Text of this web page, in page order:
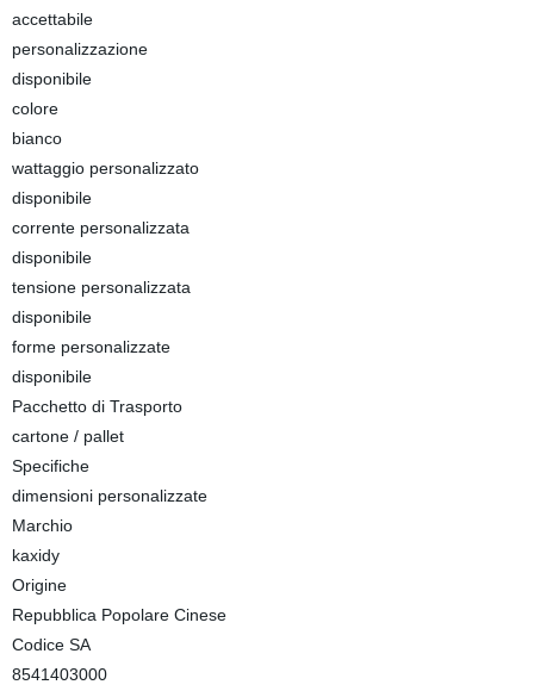
accettabile
personalizzazione
disponibile
colore
bianco
wattaggio personalizzato
disponibile
corrente personalizzata
disponibile
tensione personalizzata
disponibile
forme personalizzate
disponibile
Pacchetto di Trasporto
cartone / pallet
Specifiche
dimensioni personalizzate
Marchio
kaxidy
Origine
Repubblica Popolare Cinese
Codice SA
8541403000